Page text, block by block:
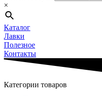
×
Каталог
Лавки
Полезное
Контакты
Категории товаров